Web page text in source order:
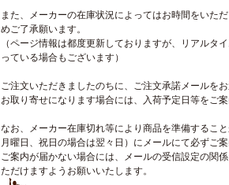
また、メーカーの在庫状況によってはお時間をいた
めご了承願います。
（ページ情報は都度更新しておりますが、リアルタ
っている場合もございます）
ご注文いただきましたのちに、ご注文承諾メールを
お取り寄せになります場合には、入荷予定日等をご案
なお、メーカー在庫切れ等により商品を準備するこ
月曜日、祝日の場合は翌々日）にメールにて必ずご案
ご案内が届かない場合には、メールの受信設定の関
ただけますようお願いいたします。